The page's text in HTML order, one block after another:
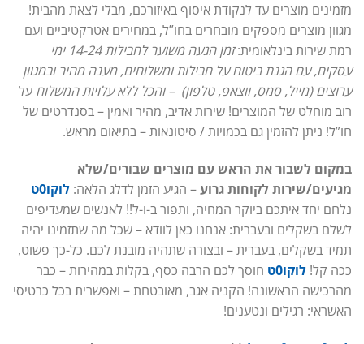
מזמינים מוצרים עד לנקודת איסוף באיזורכם, מבלי לצאת מהבית!
מגוון מוצרים מספקים מובחרים בחו”ל, במחירים אטרקטיביים ועם
רמת שירות בינלאומית:
זמן הגעה משוער לחבילות 14-24 ימי
עסקים, עם הגנת ביטוח על חבילות ומשלוחים, מענה מהיר ובמגוון
ערוצים (מייל, סמס, ווצאפ, טלפון) – והכל ללא עלויות המשלוח על
רוב מוחלט של המוצרים! שירות אדיב, מהיר ואמין – בסנדרטים של
חו”ל! ניתן להזמין גם בכמויות / סיטונאות – בתיאום מראש.
במקום לשבור את הראש עם מוצרים שבורים/שלא
מגיעים/שירות לקוחות גרוע– הגיע הזמן לדלג הלאה: לוקו0ט
נלחם יחד איתכם ביוקר המחיה, ותפור ב-ו-ל!! לאנשים שמעדיפים
לשלם בשקלים ובעברית: אנחנו כאן לוודא – שכל מה שתזמינו יהיה
תמיד בשקלים, בעברית – ובצורה שתהיה מובנת לכם. כל-כך פשוט,
ככה קל! לוקו0ט
חוסך לכם הרבה כסף, בקלות במהירות – כבר
מהרכישה הראשונה! הקניה אגב, מאובטחת – ואפשרית בכל כרטיסי
האשראי: רגילים ונטענים!